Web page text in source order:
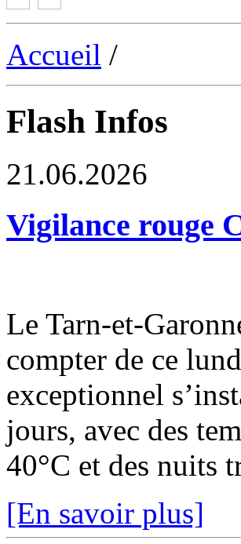
Accueil /
Flash Infos
21.06.2026
Vigilance rouge
Le Tarn-et-
compter de ce
exceptionnel
jours, avec des
40°C et des nuits
[En savoir plus]